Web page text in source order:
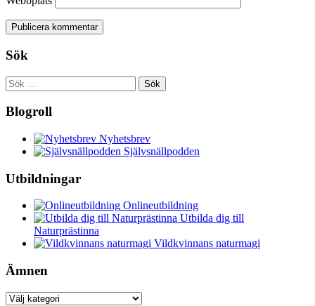
Sök
Sök
efter:
Blogroll
Nyhetsbrev
Självsnällpodden
Utbildningar
Onlineutbildning
Utbilda dig till
Naturprästinna
Vildkvinnans naturmagi
Ämnen
Ämnen